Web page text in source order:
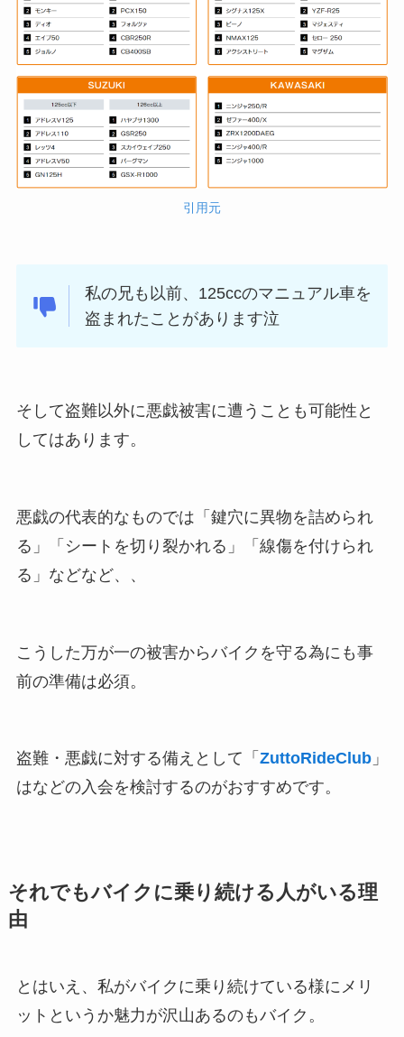
引用元
私の兄も以前、125ccのマニュアル車を
盗まれたことがあります泣
そして盗難以外に悪戯被害に遭うことも可能性と
してはあります。
悪戯の代表的なものでは「鍵穴に異物を詰められ
る」「シートを切り裂かれる」「線傷を付けられ
る」などなど、、
こうした万が一の被害からバイクを守る為にも事
前の準備は必須。
盗難・悪戯に対する備えとして「 ZuttoRideClub」
はなどの入会を検討するのがおすすめです。
それでもバイクに乗り続ける人がいる理
由
とはいえ、私がバイクに乗り続けている様にメリ
ットというか魅力が沢山あるのもバイク。